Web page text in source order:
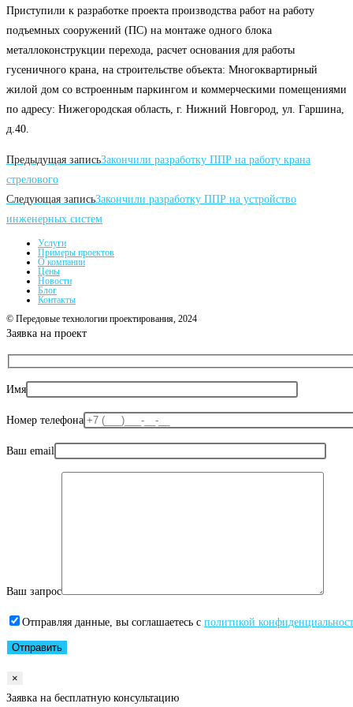
Приступили к разработке проекта производства работ на работу
подъемных сооружений (ПС) на монтаже одного блока
металлоконструкции перехода, расчет основания для работы
гусеничного крана, на строительстве объекта: Многоквартирный
жилой дом со встроенным паркингом и коммерческими помещениями
по адресу: Нижегородская область, г. Нижний Новгород, ул. Гаршина,
д.40.
Читать
далее
статьи
Предыдущая записьЗакончили разработку ППР на работу крана
стрелового
Следующая записьЗакончили разработку ППР на устройство
инженерных систем
Услуги
Примеры проектов
О компании
Цены
Новости
Блог
Контакты
© Передовые технологии проектирования, 2024
Заявка на проект
Имя
Номер телефона
Ваш email
Ваш запрос
Отправляя данные, вы соглашаетесь с политикой
×
Заявка на бесплатную консультацию